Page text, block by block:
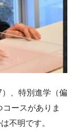
、特別進学（偏
ースがありま
不明です。